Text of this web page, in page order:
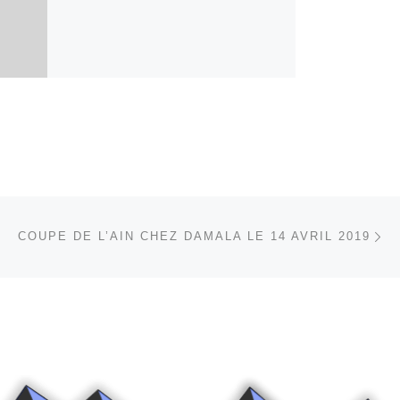
COUPE DE L’AIN CHEZ DAMALA LE 14 AVRIL 2019